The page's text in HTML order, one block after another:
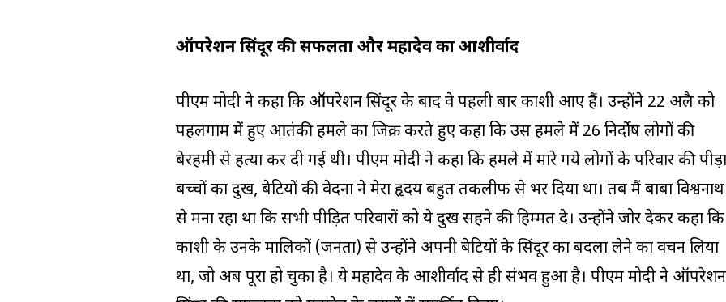
ऑपरेशन सिंदूर की सफलता और महादेव का आशीर्वाद
पीएम मोदी ने कहा कि ऑपरेशन सिंदूर के बाद वे पहली बार काशी आए हैं। उन्होंने 22 अप्रैल को
पहलगाम में हुए आतंकी हमले का जिक्र करते हुए कहा कि उस हमले में 26 निर्दोष लोगों की
बेरहमी से हत्या कर दी गई थी। पीएम मोदी ने कहा कि हमले में मारे गये लोगों के परिवार की
बच्चों का दुख, बेटियों की वेदना ने मेरा हृदय बहुत तकलीफ से भर दिया था। तब मैं बाबा विश्वनाथ
से मना रहा था कि सभी पीड़ित परिवारों को ये दुख सहने की हिम्मत दे। उन्होंने जोर देकर कहा कि
काशी के उनके मालिकों (जनता) से उन्होंने अपनी बेटियों के सिंदूर का बदला लेने का वचन लिया
था, जो अब पूरा हो चुका है। ये महादेव के आशीर्वाद से ही संभव हुआ है। पीएम मोदी ने ऑपरेशन